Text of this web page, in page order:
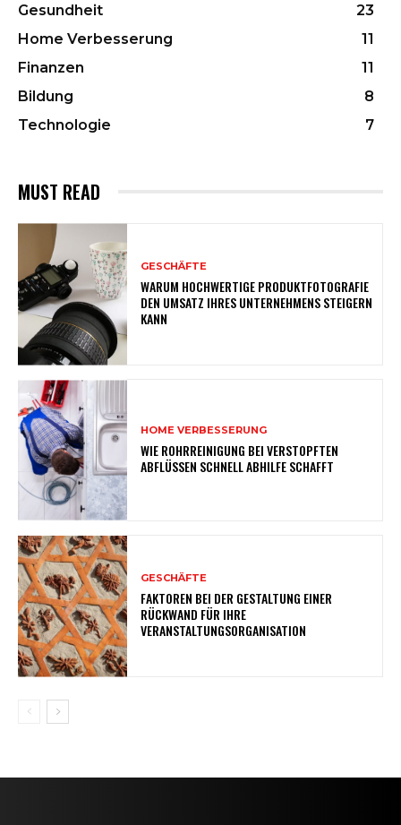
Gesundheit
23
Home Verbesserung
11
Finanzen
11
Bildung
8
Technologie
7
MUST READ
GESCHÄFTE
WARUM HOCHWERTIGE PRODUKTFOTOGRAFIE
DEN UMSATZ IHRES UNTERNEHMENS STEIGERN
KANN
HOME VERBESSERUNG
WIE ROHRREINIGUNG BEI VERSTOPFTEN
ABFLÜSSEN SCHNELL ABHILFE SCHAFFT
GESCHÄFTE
FAKTOREN BEI DER GESTALTUNG EINER
RÜCKWAND FÜR IHRE
VERANSTALTUNGSORGANISATION